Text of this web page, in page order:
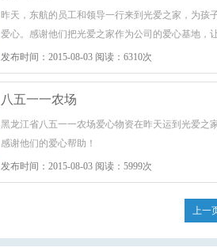
昨天，东航的员工和领导一行来到光爱之家，为孩
爱心。感谢他们把光爱之家作为公司的爱心基地，
发布时间：2015-08-03 阅读：6310次
八五一一农场
黑龙江省八五一一农场爱心物资在昨天运到光爱之
感谢他们的爱心帮助！
发布时间：2015-08-03 阅读：5999次
上一